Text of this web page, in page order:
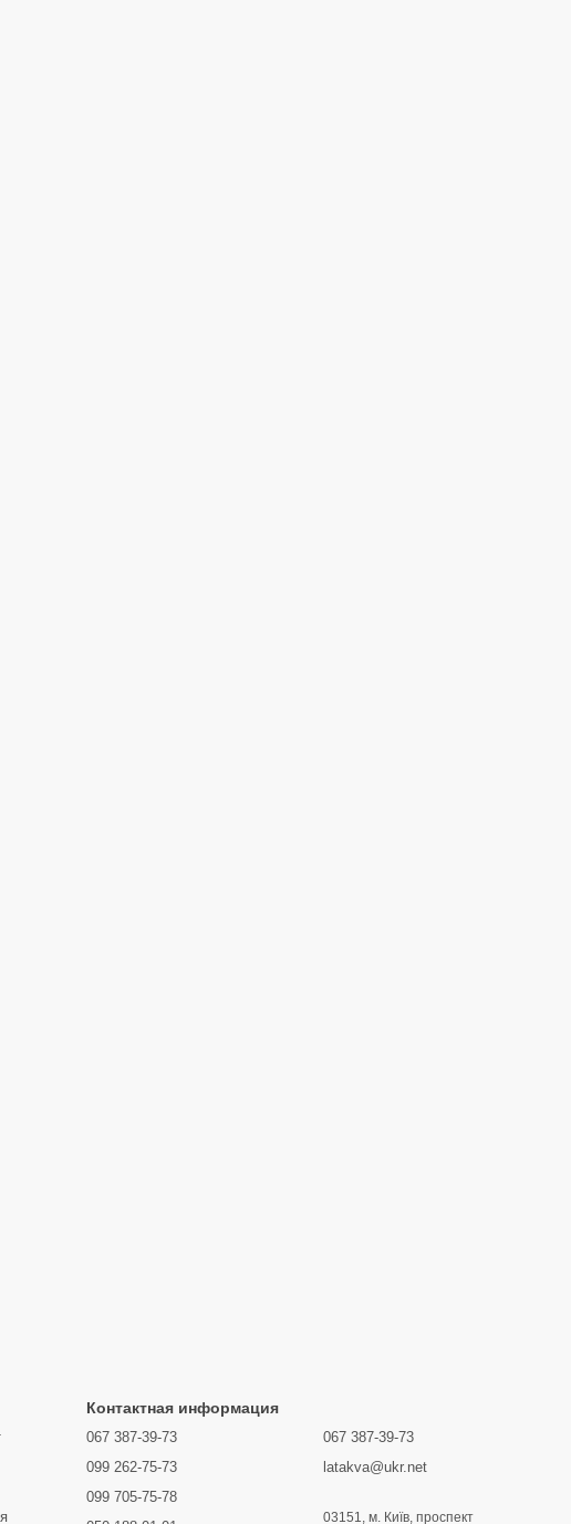
Контактная информация
067 387-39-73
099 262-75-73
099 705-75-78
067 387-39-73
latakva@ukr.net
03151, м. Київ, проспект